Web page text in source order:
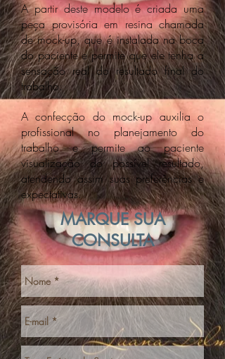
A partir deste modelo é criada uma
peça provisória em resina chamada
de mock-up, que é instalada na boca
do paciente e permite que ele tenha a
sensação real do resultado final do
trabalho.
A confecção do mock-up auxilia o
profissional no planejamento do
trabalho e permite ao paciente
visualização do possível resultado,
atendendo assim suas preferências e
expectativas.
MARQUE SUA
CONSULTA